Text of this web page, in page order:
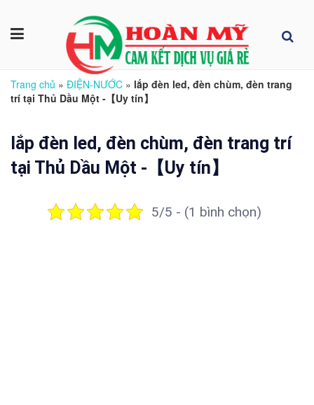
Trang chủ » ĐIỆN-NƯỚC » lắp đèn led, đèn chùm, đèn trang
trí tại Thủ Dầu Một -【Uy tín】
lắp đèn led, đèn chùm, đèn trang trí
tại Thủ Dầu Một -【Uy tín】
5/5 - (1 bình chọn)